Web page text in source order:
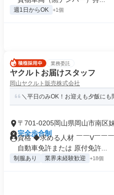
週1日からOK +1個
業務委託
ヤクルトお届けスタッフ
岡山ヤクルト販売株式会社
＼平日のみOK！お迎えも夕飯にも
〒701-0205岡山県岡山市南区
完全歩合制
資格 ◆求める人材 ￣￣V￣￣
自動車免許または 原付免許...
制服あり 業界未経験歓迎 +18個